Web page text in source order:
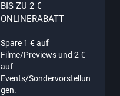
BIS ZU 2 €
ONLINERABATT
Spare 1 € auf
Filme/Previews und 2 €
auf
Events/Sondervorstellun
gen.